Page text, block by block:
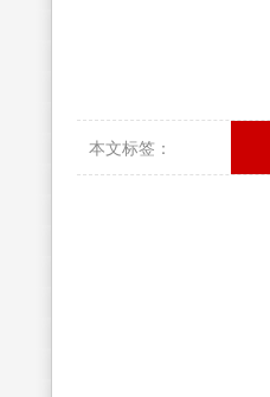
本文标签：